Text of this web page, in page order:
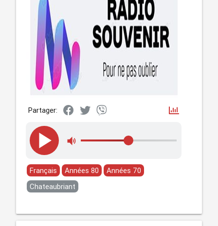
Partager:
Français Années 80
Années 70
Chateaubriant